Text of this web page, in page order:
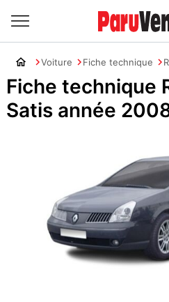
Voiture Fiche technique
Fiche technique
Satis année